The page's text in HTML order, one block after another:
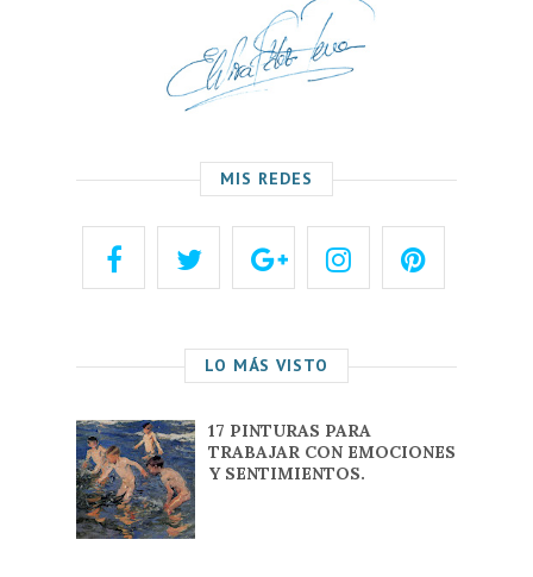
MIS REDES
LO MÁS VISTO
17 PINTURAS PARA
TRABAJAR CON EMOCIONES
Y SENTIMIENTOS.